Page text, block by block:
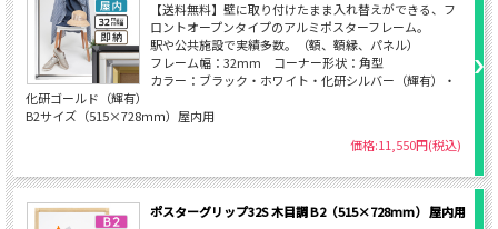
【送料無料】壁に取り付けたまま入れ替えができる、フ
ロントオープンタイプのアルミポスターフレーム。
駅や公共施設で実績多数。（額、額縁、パネル）
フレーム幅：32mm コーナー形状：角型
カラー：ブラック・ホワイト・化研シルバー（輝有）・
化研ゴールド（輝有）
B2サイズ（515×728ｍｍ）屋内用
価格:11,550円(税込)
ポスターグリップ32S 木目調 B2（515×728mm） 屋内用